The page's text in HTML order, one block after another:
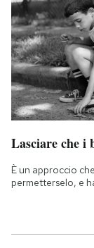
Lasciare che i
È un approccio
permetterselo, e